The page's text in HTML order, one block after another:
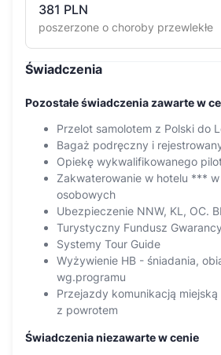
381 PLN
poszerzone o choroby przewlekłe
Świadczenia
Pozostałe świadczenia zawarte w
Przelot samolotem z Polski do
Bagaż podręczny i
Opiekę wykwalifikowanego
Zakwaterowanie w hotelu ***
osobowych
Ubezpieczenie NNW, KL, OC.
Turystyczny Fundusz
Systemy Tour Guide
Wyżywienie HB - śniadania,
wg.programu
Przejazdy komunikacją
z powrotem
Świadczenia niezawarte w cenie